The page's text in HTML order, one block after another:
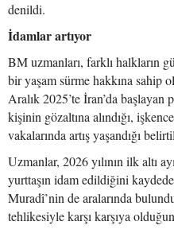
denildi.
İdamlar artıyor
BM uzmanları, farklı halkların
bir yaşam sürme hakkına sahip
Aralık 2025’te İran’da başlayan
kişinin gözaltına alındığı,
vakalarında artış yaşandığı
Uzmanlar, 2026 yılının ilk altı
yurttaşın idam edildiğini
Muradî’nin de aralarında
tehlikesiyle karşı karşıya